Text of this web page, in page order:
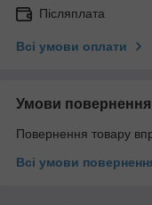
Післяплата
Всі умови оплати
Умови повернення
Повернення товару
Всі умови